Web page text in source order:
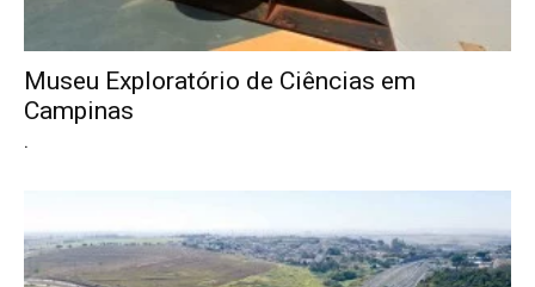
Museu Exploratório de Ciências em
Campinas
.